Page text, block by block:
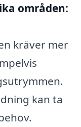
områden:
kräver mer
kan ta